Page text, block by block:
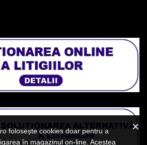
folosește cookies doar pentru a
în magazinul on-line. Acestea